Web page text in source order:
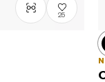
25